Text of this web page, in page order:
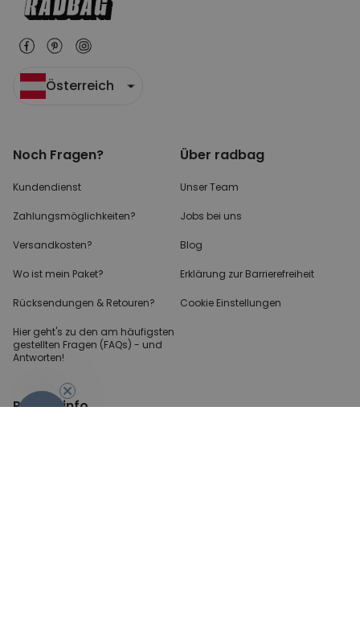
Österreich
Noch Fragen?
Kundendienst
Zahlungsmöglichkeiten?
Versandkosten?
Wo ist mein Paket?
Rücksendungen & Retouren?
Hier geht's zu den am häufigsten
gestellten Fragen (FAQs) - und
Antworten!
Über radbag
Unser Team
Jobs bei uns
Blog
Erklärung zur Barrierefreiheit
Cookie Einstellungen
Partnerinfo